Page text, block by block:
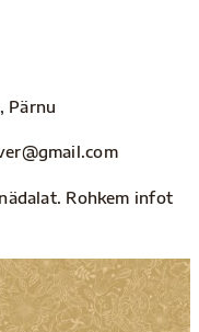
Pärnu
Rohkem infot